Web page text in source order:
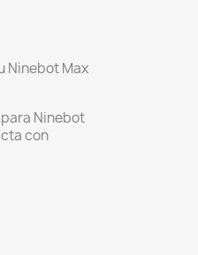
Ninebot Max
Ninebot
con